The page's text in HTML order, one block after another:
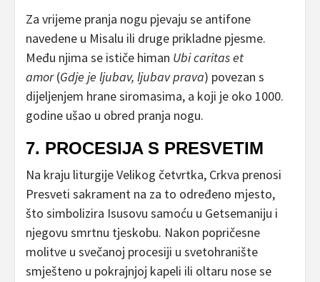
Za vrijeme pranja nogu pjevaju se antifone
navedene u Misalu ili druge prikladne pjesme.
Među njima se ističe himan Ubi caritas et
amor(Gdje je ljubav, ljubav prava) povezan s
dijeljenjem hrane siromasima, a koji je oko 1000.
godine ušao u obred pranja nogu.
7. PROCESIJA S PRESVETIM
Na kraju liturgije Velikog četvrtka, Crkva prenosi
Presveti sakrament na za to određeno mjesto,
što simbolizira Isusovu samoću u Getsemaniju i
njegovu smrtnu tjeskobu. Nakon popričesne
molitve u svečanoj procesiji u svetohranište
smješteno u pokrajnjoj kapeli ili oltaru nose se